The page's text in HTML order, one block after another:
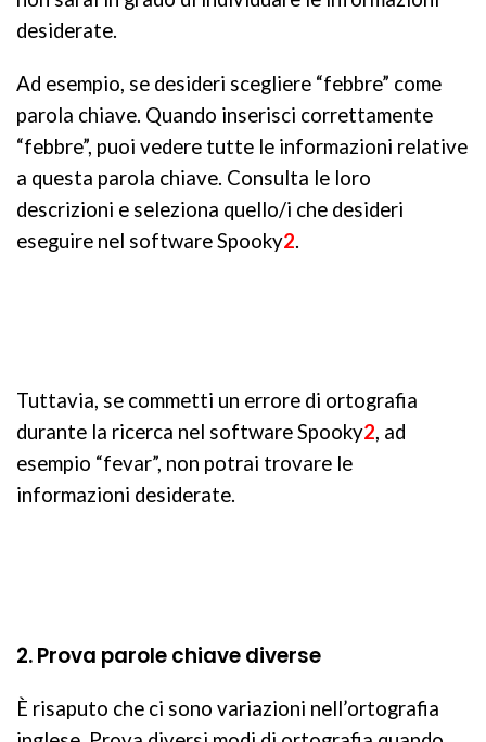
desiderate.
Ad esempio, se desideri scegliere “febbre” come
parola chiave. Quando inserisci correttamente
“febbre”, puoi vedere tutte le informazioni relative
a questa parola chiave. Consulta le loro
descrizioni e seleziona quello/i che desideri
eseguire nel software Spooky2.
Tuttavia, se commetti un errore di ortografia
durante la ricerca nel software Spooky2, ad
esempio “fevar”, non potrai trovare le
informazioni desiderate.
2. Prova parole chiave diverse
È risaputo che ci sono variazioni nell’ortografia